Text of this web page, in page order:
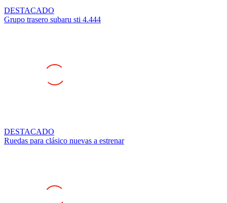
Grupo trasero subaru sti 4.444
Ruedas para clásico nuevas a estrenar